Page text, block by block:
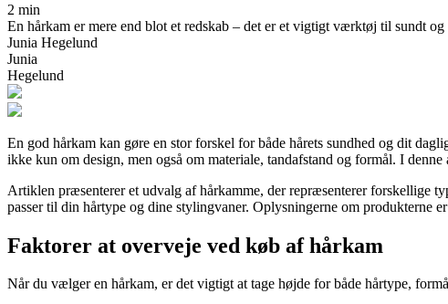
2 min
En hårkam er mere end blot et redskab – det er et vigtigt værktøj til sundt
Junia Hegelund
Junia
Hegelund
En god hårkam kan gøre en stor forskel for både hårets sundhed og dit
ikke kun om design, men også om materiale, tandafstand og formål. I
Artiklen præsenterer et udvalg af hårkamme, der repræsenterer forskellige
passer til din hårtype og dine stylingvaner. Oplysningerne om produkterne
Faktorer at overveje ved køb af hårkam
Når du vælger en hårkam, er det vigtigt at tage højde for både hårtype,